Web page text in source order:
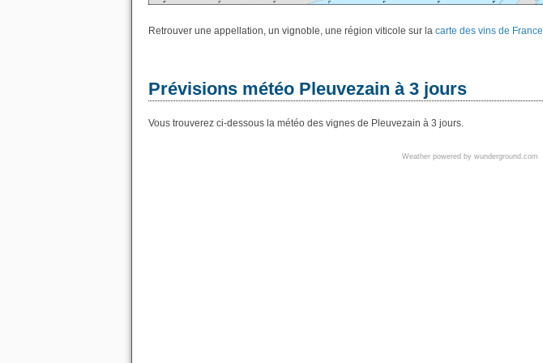
Retrouver une appellation, un vignoble, une région viticole sur la carte des vins de France
Prévisions météo Pleuvezain à 3 jours
Vous trouverez ci-dessous la météo des vignes de Pleuvezain à 3 jours.
Weather powered by wunderground.com